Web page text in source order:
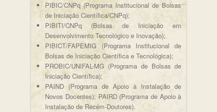
PIBIC/CNPq (Programa Institucional de Bolsas
de Iniciação Científica/CNPq);
PIBITI/CNPq (Bolsas de Iniciação em
Desenvolvimento Tecnológico e Inovação);
PIBICT/FAPEMIG (Programa Institucional de
Bolsas de Iniciação Científica e Tecnológica);
PROBIC/UNIFAL-MG (Programa de Bolsas de
Iniciação Científica);
PAIND (Programa de Apoio à Instalação de
Novos Docentes); PAIRD (Programa de Apoio à
Instalação de Recém-Doutores).